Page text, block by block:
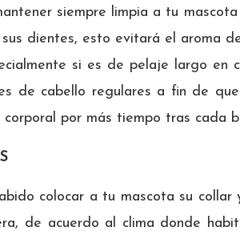
siempre limpia a tu mascota
dientes, esto evitará el aroma
si es de pelaje largo en
de cabello regulares a fin de
por más tiempo tras cada
colocar a tu mascota su collar
de acuerdo al clima donde